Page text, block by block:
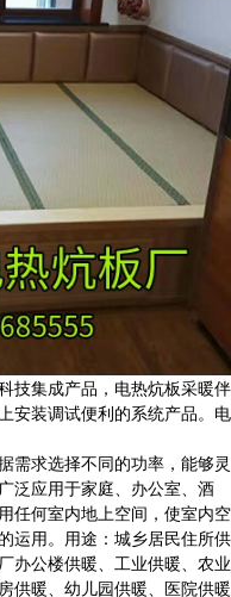
集成产品，电热炕板采暖伴
安装调试便利的系统产品。电
求选择不同的功率，能够灵
泛应用于家庭、办公室、酒
任何室内地上空间，使室内空
运用。用途：城乡居民住所供
办公楼供暖、工业供暖、农业
供暖、幼儿园供暖、医院供暖